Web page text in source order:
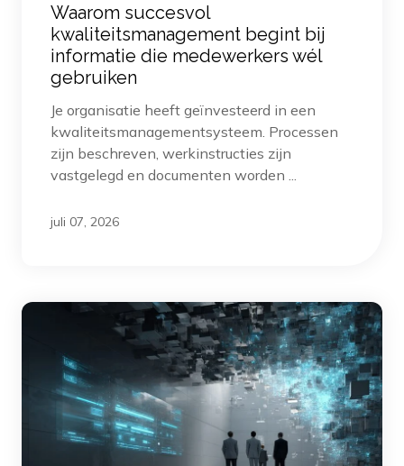
Waarom succesvol
kwaliteitsmanagement begint bij
informatie die medewerkers wél
gebruiken
Je organisatie heeft geïnvesteerd in een
kwaliteitsmanagementsysteem. Processen
zijn beschreven, werkinstructies zijn
vastgelegd en documenten worden ...
juli 07, 2026